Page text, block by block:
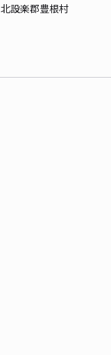
北設楽郡豊根村